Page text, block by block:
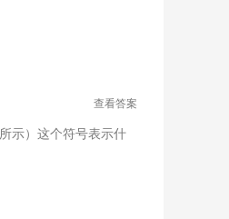
查看答案
示）这个符号表示什